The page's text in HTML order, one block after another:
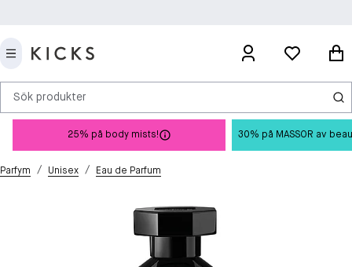
Sök produkter
25% på body mists! 30% på MASSOR av
Parfym / Unisex / Eau de Parfum